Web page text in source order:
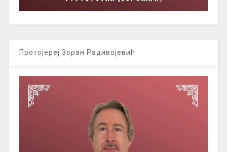
Протојереј Зоран Радивојевић